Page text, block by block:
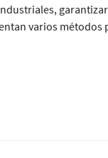
varios métodos